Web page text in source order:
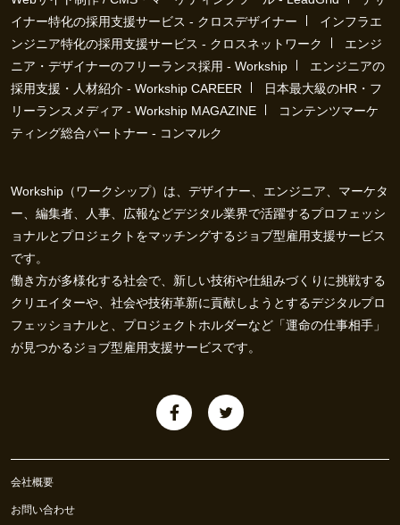
イナー特化の採用支援サービス - クロスデザイナー
インフラエ
ンジニア特化の採用支援サービス - クロスネットワーク
エンジ
ニア・デザイナーのフリーランス採用 - Workship
エンジニアの
採用支援・人材紹介 - Workship CAREER
日本最大級のHR・フ
リーランスメディア - Workship MAGAZINE
コンテンツマーケ
ティング総合パートナー - コンマルク
Workship（ワークシップ）は、デザイナー、エンジニア、マーケタ
ー、編集者、人事、広報などデジタル業界で活躍するプロフェッシ
ョナルとプロジェクトをマッチングするジョブ型雇用支援サービス
です。
働き方が多様化する社会で、新しい技術や仕組みづくりに挑戦する
クリエイターや、社会や技術革新に貢献しようとするデジタルプロ
フェッショナルと、プロジェクトホルダーなど「運命の仕事相手」
が見つかるジョブ型雇用支援サービスです。
会社概要
お問い合わせ